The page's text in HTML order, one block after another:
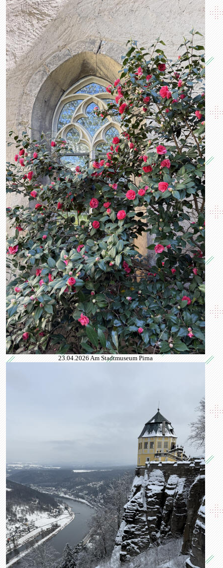
23.04.2026 Am Stadtmuseum Pirna